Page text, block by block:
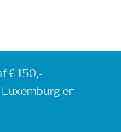
€ 150,-
en